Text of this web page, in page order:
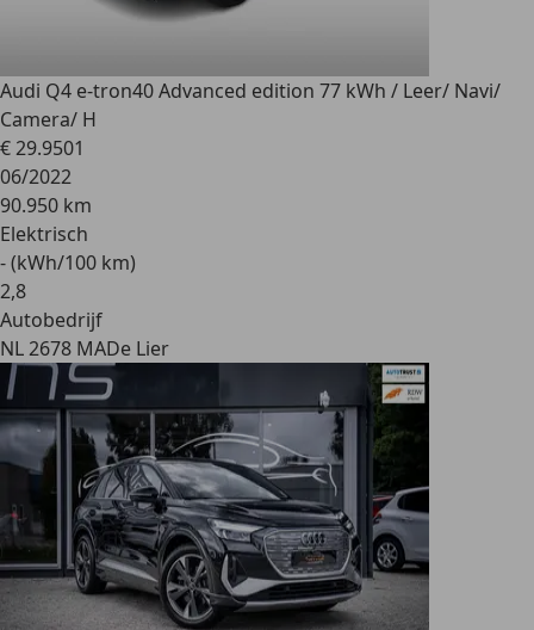
Audi Q4 e-tron40 Advanced edition 77 kWh / Leer/ Navi/
Camera/ H
€ 29.9501
06/2022
90.950 km
Elektrisch
- (kWh/100 km)
2,8
Autobedrijf
NL 2678 MADe Lier